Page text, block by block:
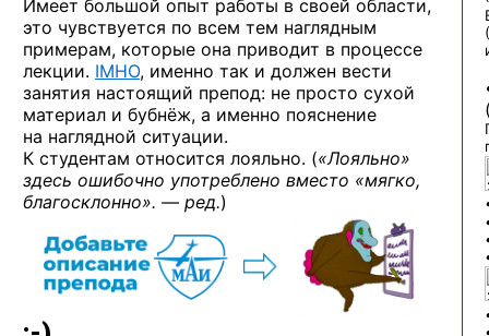
Имеет большой опыт работы в своей области,
это чувствуется по всем тем наглядным
примерам, которые она приводит в процессе
лекции. IMHO, именно так и должен вести
занятия настоящий препод: не просто сухой
материал и бубнёж, а именно пояснение
на наглядной ситуации.
К студентам относится лояльно. («Лояльно»
здесь ошибочно употреблено вместо «мягко,
благосклонно». — ред.)
(